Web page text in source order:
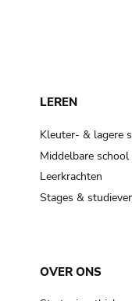
LEREN
Kleuter- & lagere
Middelbare school
Leerkrachten
Stages &
OVER ONS